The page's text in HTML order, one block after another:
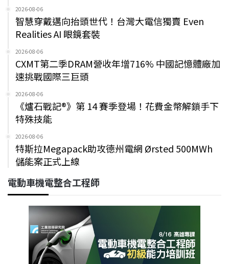
2026-08-06
智慧穿戴邁向抬頭世代！台灣大電信獨賣 Even
Realities AI 眼鏡套裝
2026-08-06
CXMT第二季DRAM營收年增716% 中國記憶體廠加
速挑戰國際三巨頭
2026-08-06
《爐石戰記®》第 14 賽季登場！花費金幣解鎖手下
特殊技能
2026-08-06
特斯拉Megapack助攻德州電網 Ørsted 500MWh
儲能案正式上線
電動車機電整合工程師